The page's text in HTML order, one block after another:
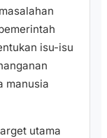
isu-isu
manusia
utama